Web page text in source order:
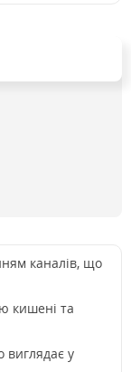
каналів, що
кишені та
виглядає у